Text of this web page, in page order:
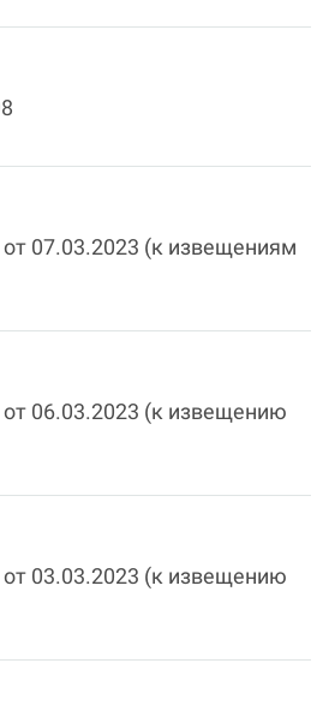
07.03.2023 (к извещениям
06.03.2023 (к извещению
03.03.2023 (к извещению